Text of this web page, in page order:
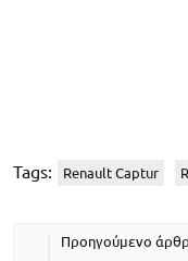
Tags: Renault Captur